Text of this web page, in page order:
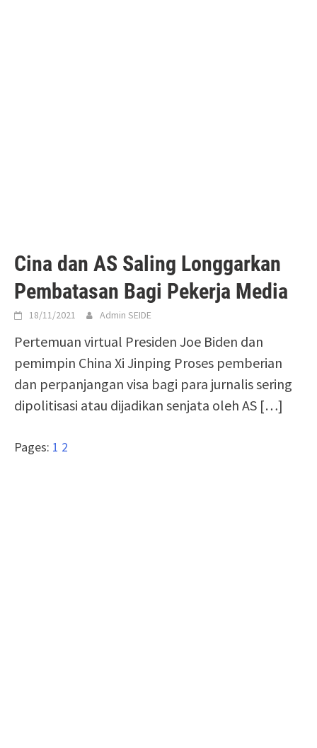
Cina dan AS Saling Longgarkan
Pembatasan Bagi Pekerja Media
18/11/2021 Admin SEIDE
Pertemuan virtual Presiden Joe Biden dan
pemimpin China Xi Jinping Proses pemberian
dan perpanjangan visa bagi para jurnalis sering
dipolitisasi atau dijadikan senjata oleh AS […]
Pages: 1 2